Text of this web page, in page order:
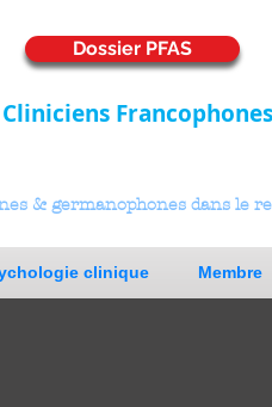
Dossier PFAS
& germanophones dans le
clinique Membre